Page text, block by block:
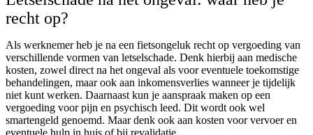
recht op?
Als werknemer heb je na een fietsongeluk recht op vergoeding van
verschillende vormen van letselschade. Denk hierbij aan medische
kosten, zowel direct na het ongeval als voor eventuele toekomstige
behandelingen, maar ook aan inkomensverlies wanneer je tijdelijk
niet kunt werken. Daarnaast kun je aanspraak maken op een
vergoeding voor pijn en psychisch leed. Dit wordt ook wel
smartengeld genoemd. Maar denk ook aan kosten voor vervoer en